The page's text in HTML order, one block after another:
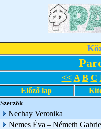
<< A B C
Előző lap
Szerzők
Nechay Veronika
Nemes Éva – Németh